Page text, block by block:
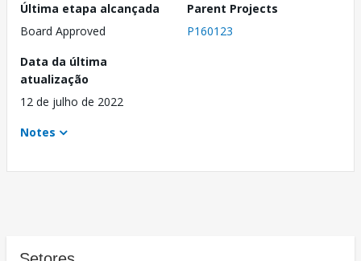
Última etapa alcançada
Board Approved
Parent Projects
P160123
Data da última
atualização
12 de julho de 2022
Notes